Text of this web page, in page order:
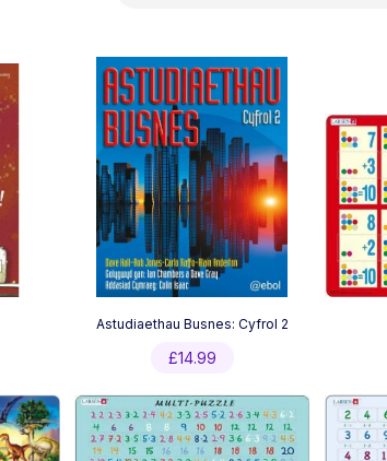
latest
Astudiaethau Busnes: Cyfrol 2
£14.99